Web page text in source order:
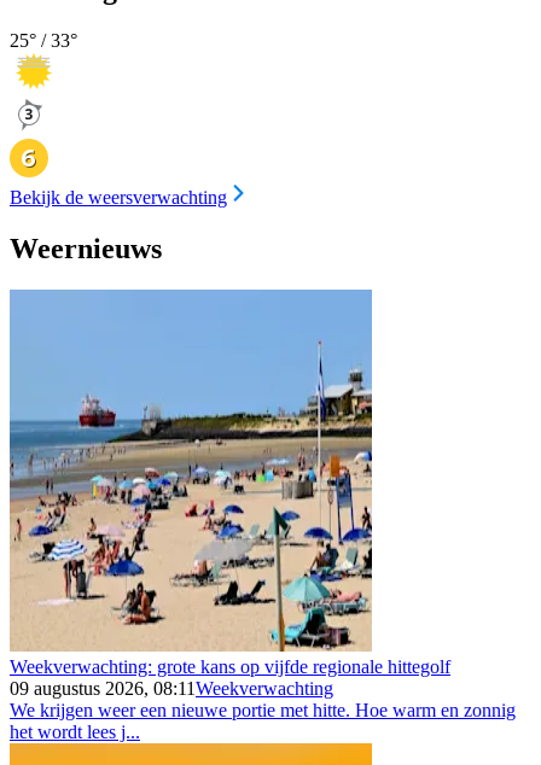
25° /33°
Bekijk de weersverwachting
Weernieuws
Weekverwachting: grote kans op vijfde regionale hittegolf
09 augustus 2026, 08:11Weekverwachting
We krijgen weer een nieuwe portie met hitte. Hoe warm en zonnig
het wordt lees j...